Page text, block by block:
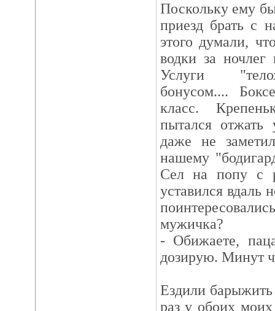
Поскольку ему
приезд брать с
этого думали,
водки за ночлег
Услуги
бонусом....
класс.
пытался
даже не
нашему
Сел на попу с
уставился
мужичка?
- Обижаете,
дозирую. Минут
Ездили
раз у обоих